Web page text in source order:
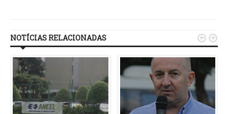
NOTÍCIAS RELACIONADAS  